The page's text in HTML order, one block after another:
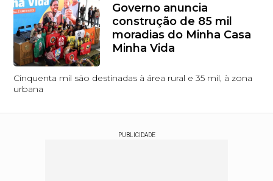
Governo anuncia
construção de 85 mil
moradias do Minha Casa
Minha Vida
Cinquenta mil são destinadas à área rural e 35 mil, à zona
urbana
PUBLICIDADE